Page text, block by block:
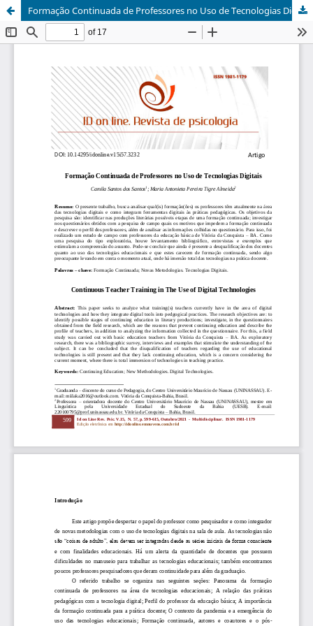
Formação Continuada de Professores no Uso de Tecnologias Digitais / Continuous Teacher Training in The Use of Digital Technologies